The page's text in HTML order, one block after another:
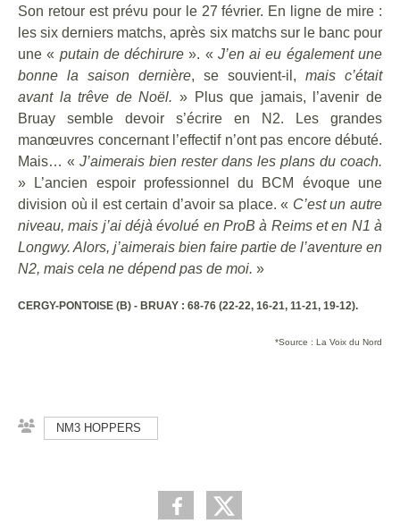
Son retour est prévu pour le 27 février. En ligne de mire :
les six derniers matchs, après six matchs sur le banc pour
une « putain de déchirure ». « J’en ai eu également une
bonne la saison dernière, se souvient-il, mais c’était
avant la trêve de Noël. » Plus que jamais, l’avenir de
Bruay semble devoir s’écrire en N2. Les grandes
manœuvres concernant l’effectif n’ont pas encore débuté.
Mais… « J’aimerais bien rester dans les plans du coach.
» L’ancien espoir professionnel du BCM évoque une
division où il est certain d’avoir sa place. « C’est un autre
niveau, mais j’ai déjà évolué en ProB à Reims et en N1 à
Longwy. Alors, j’aimerais bien faire partie de l’aventure en
N2, mais cela ne dépend pas de moi. »
CERGY-PONTOISE (B) - BRUAY : 68-76 (22-22, 16-21, 11-21, 19-12).
*Source : La Voix du Nord
NM3 HOPPERS